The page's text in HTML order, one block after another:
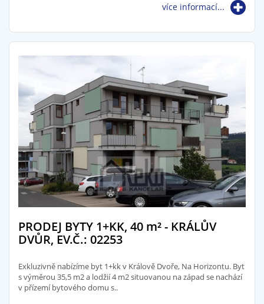
více informací...
PRODEJ BYTY 1+KK, 40 m²- KRÁLŮV
DVŮR, EV.Č.: 02253
Exkluzivně nabízíme byt 1+kk v Králově Dvoře, Na Horizontu. Byt
s výměrou 35,5 m2 a lodžií 4 m2 situovanou na západ se nachází
v přízemí bytového domu s..